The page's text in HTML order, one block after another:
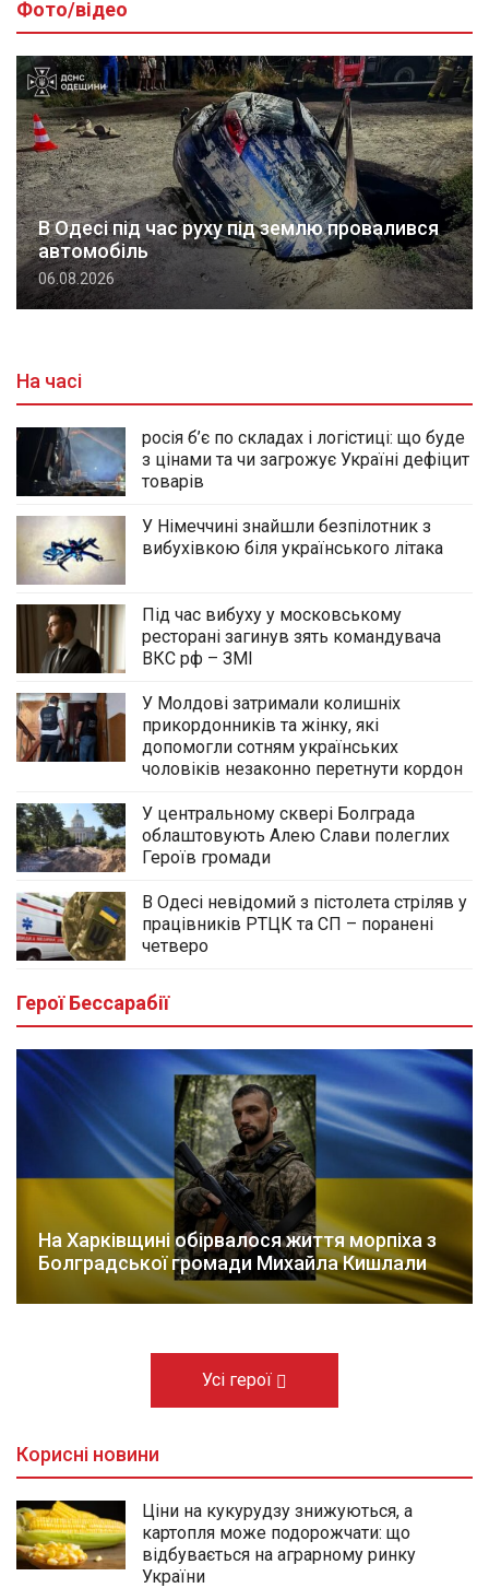
Фото/відео
В Одесі під час руху під землю провалився
автомобіль
06.08.2026
На часі
росія б’є по складах і логістиці: що буде
з цінами та чи загрожує Україні дефіцит
товарів
У Німеччині знайшли безпілотник з
вибухівкою біля українського літака
Під час вибуху у московському
ресторані загинув зять командувача
ВКС рф – ЗМІ
У Молдові затримали колишніх
прикордонників та жінку, які
допомогли сотням українських
чоловіків незаконно перетнути кордон
У центральному сквері Болграда
облаштовують Алею Слави полеглих
Героїв громади
В Одесі невідомий з пістолета стріляв у
працівників РТЦК та СП – поранені
четверо
Герої Бессарабії
На Харківщині обірвалося життя морпіха з
Болградської громади Михайла Кишлали
Усі герої
Корисні новини
Ціни на кукурудзу знижуються, а
картопля може подорожчати: що
відбувається на аграрному ринку
України